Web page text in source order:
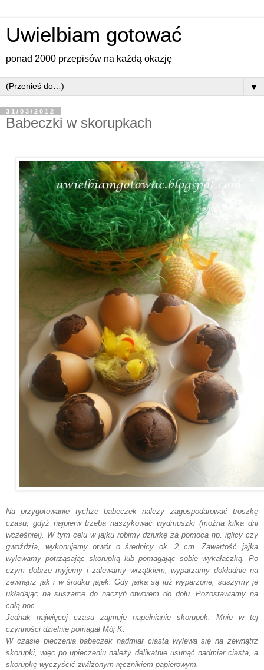
Uwielbiam gotować
ponad 2000 przepisów na każdą okazję
▼
31/03/2012
Babeczki w skorupkach
Na przygotowanie tychże babeczek należy zagospodarować troszkę
czasu, gdyż najpierw trzeba naszykować wydmuszki (można kilka dni
wcześniej). W tym celu w jajku robimy dziurkę za pomocą np. iglicy czy
gwoździa, wykonujemy otwór o średnicy ok. 2 cm. Zawartość jajka
wylewamy potrząsając skorupką lub pomagając sobie wykałaczką. Po
czym dobrze myjemy i zalewamy wrzątkiem, wyparzamy dokładnie na
zewnątrz jak i w środku jajek. Gdy jajka są już wyparzone, suszymy je
układając na suszarce do naczyń otworem do dołu. Pozostawiamy na
całą noc.
Jednak najwięcej czasu zajmuje napełnianie skorupek. Mnie w tej
czynności dzielnie pomagał Mój K.
W czasie pieczenia babeczek nadmiar ciasta wylewa się na zewnątrz
skorupki, więc po upieczeniu należy delikatnie usunąć nadmiar ciasta, a
skorupkę wyczyścić zwilżonym ręcznikiem papierowym.